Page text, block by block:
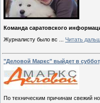
Команда саратовского
Журналисту было вс
Читать
"Деловой Маркс" выйдет в
По техническим причинам свежий